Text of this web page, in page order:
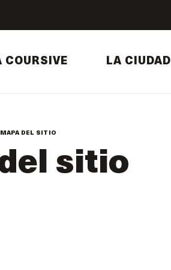
COURSIVE LA CIUDAD
MAPA DEL SITIO
sitio